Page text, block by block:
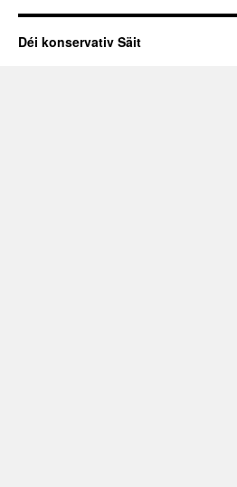
Déi konservativ Säit